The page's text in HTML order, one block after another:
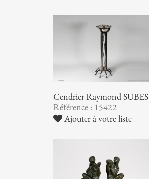
Cendrier Raymond SUBES
Référence : 15422
Ajouter à votre liste